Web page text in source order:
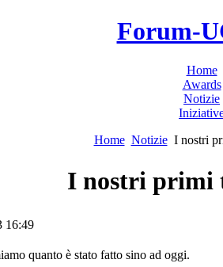
Forum-
Home
Awards
Notizie
Home Notizie I nostri
I nostri primi
16:49
quanto è stato fatto sino ad oggi.